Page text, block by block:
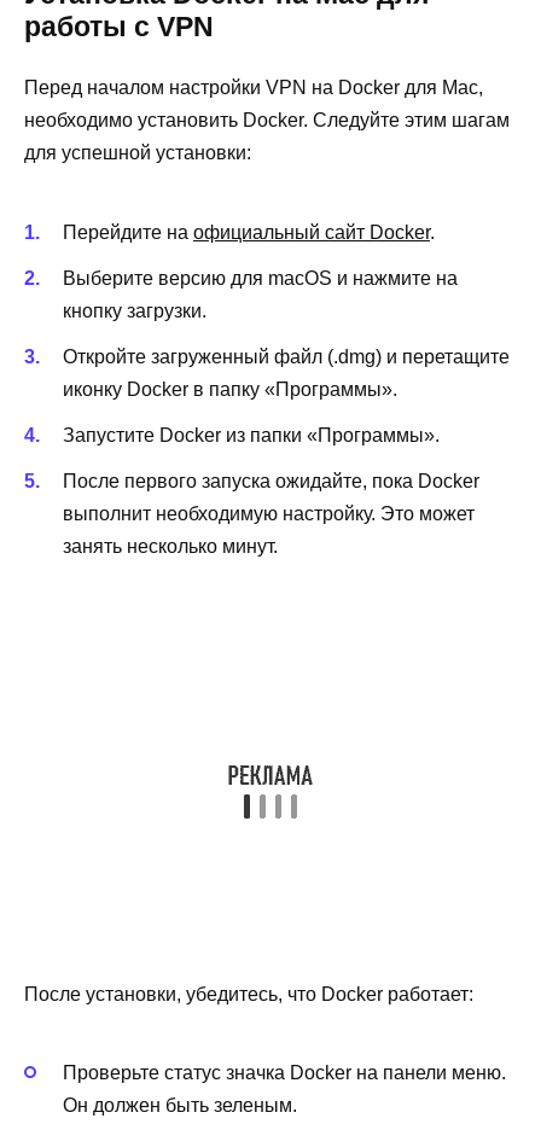
работы с VPN
Перед началом настройки VPN на Docker для Mac,
необходимо установить Docker. Следуйте этим шагам
для успешной установки:
Перейдите на официальный сайт Docker.
Выберите версию для macOS и нажмите на
кнопку загрузки.
Откройте загруженный файл (.dmg) и перетащите
иконку Docker в папку «Программы».
Запустите Docker из папки «Программы».
После первого запуска ожидайте, пока Docker
выполнит необходимую настройку. Это может
занять несколько минут.
После установки, убедитесь, что Docker работает:
Проверьте статус значка Docker на панели меню.
Он должен быть зеленым.